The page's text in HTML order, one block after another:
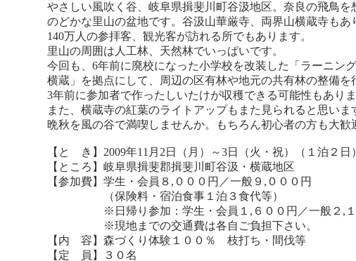
やさしい風吹く谷、岐阜県揖斐川町谷汲地区。奈良の飛鳥を
のどかな里山の盆地です。谷汲山華厳寺、両界山横蔵寺もあ
140万人の参拝客、観光客が訪れる所でもあります。
里山の周囲は人工林、天然林でいっぱいです。
今回も、6年前に廃校になった小学校を改装した「ラーニン
横蔵」を拠点にして、周辺の区有林や地元の共有林の整備を
3年前に参加者で作ったしいたけが収穫できる可能性もありま
また、横蔵寺の紅葉のライトアップもまた見られると思いま
晩秋を風の谷で満喫しませんか。もちろん初心者の方も大歓
【と き】2009年11月2日（月）～3日（火・祝）（１泊２日）
【ところ】岐阜県揖斐郡揖斐川町谷汲・横蔵地区
【参加費】学生・会員８,０００円／一般９,０００円
（保険料・宿泊食事１泊３食代等）
※日帰り参加：学生・会員１,６００円／一般２,１
※現地までの交通費は各自ご負担下さい。
【内 容】森づくり体験１００％ 枝打ち・間伐等
【定 員】３０名